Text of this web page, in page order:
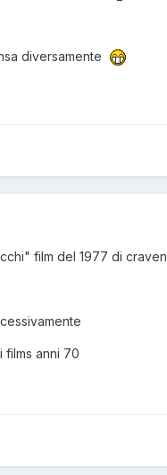
diversamente
film del 1977 di
films anni 70